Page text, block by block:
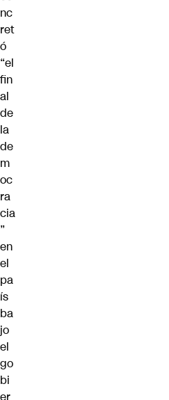
nc
ret
ó
“el
fin
al
de
la
de
m
oc
ra
cia
”
en
el
pa
ís
ba
jo
el
go
bi
er